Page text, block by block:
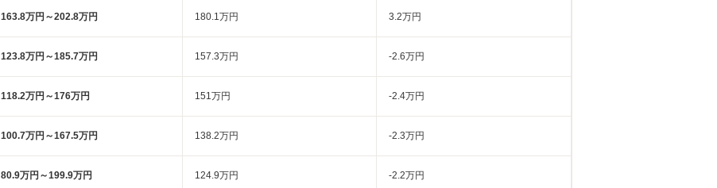
163.8万円～202.8万円 180.1万円 3.2万円
123.8万円～185.7万円 157.3万円 -2.6万円
118.2万円～176万円 151万円 -2.4万円
100.7万円～167.5万円 138.2万円 -2.3万円
80.9万円～199.9万円 124.9万円 -2.2万円